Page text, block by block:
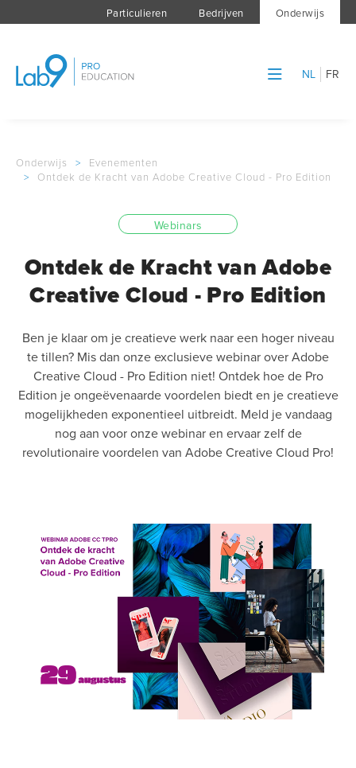
Particulieren Bedrijven Onderwijs
NL FR
Onderwijs >
Evenementen
>
Ontdek de Kracht van Adobe Creative Cloud - Pro Edition
Webinars
Ontdek de Kracht van Adobe
Creative Cloud - Pro Edition
Ben je klaar om je creatieve werk naar een hoger niveau
te tillen? Mis dan onze exclusieve webinar over Adobe
Creative Cloud - Pro Edition niet! Ontdek hoe de Pro
Edition je ongeëvenaarde voordelen biedt en je creatieve
mogelijkheden exponentieel uitbreidt. Meld je vandaag
nog aan voor onze webinar en ervaar zelf de
revolutionaire voordelen van Adobe Creative Cloud Pro!